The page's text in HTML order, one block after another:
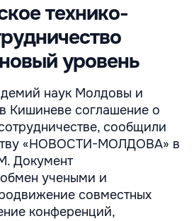
технико-
уровень
наук Молдовы и
Кишиневе соглашение о
сообщили
«НОВОСТИ-МОЛДОВА» в
Документ
учеными и
совместных
конференций,